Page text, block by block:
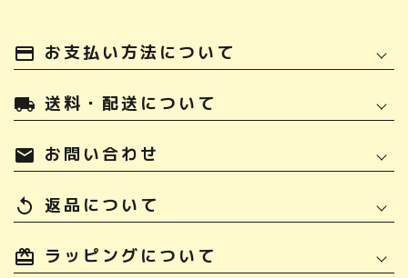
payment お支払い方法について
local_shipping 送料・配送について
mail お問い合わせ
replay 返品について
ラッピングについて